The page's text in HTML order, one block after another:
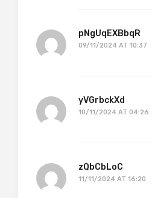
pNgUqEXBbqR
09/11/2024 AT 10:37
yVGrbckXd
10/11/2024 AT 04:26
zQbCbLoC
11/11/2024 AT 16:20